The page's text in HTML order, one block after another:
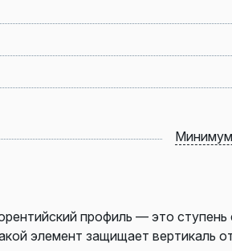
профиль — это
элемент защищает вертикаль